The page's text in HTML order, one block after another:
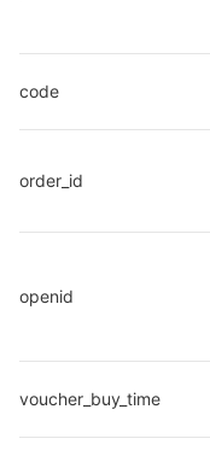
code
order_id
openid
voucher_buy_time